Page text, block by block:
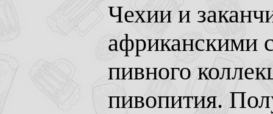
Чехии и
африканскими
пивного
пивопития.